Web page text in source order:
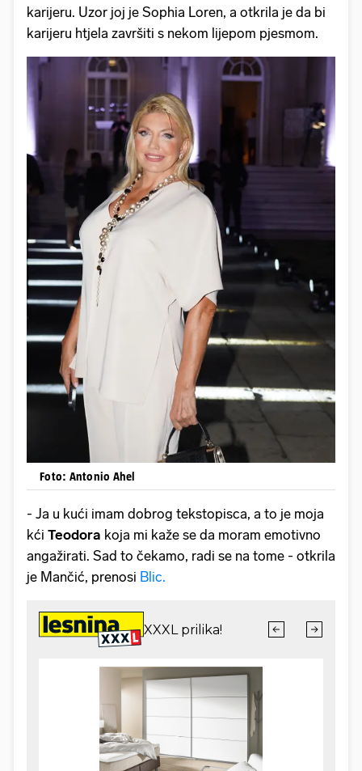
karijeru. Uzor joj je Sophia Loren, a otkrila je da bi
karijeru htjela završiti s nekom lijepom pjesmom.
Foto: Antonio Ahel
- Ja u kući imam dobrog tekstopisca, a to je moja
kći Teodora koja mi kaže se da moram emotivno
angažirati. Sad to čekamo, radi se na tome - otkrila
je Mančić, prenosi Blic.